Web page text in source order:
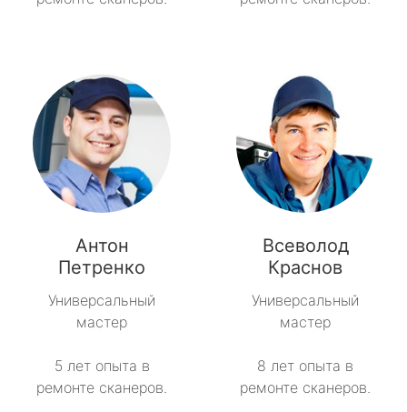
Антон
Петренко
Универсальный
мастер
5 лет опыта в
ремонте сканеров.
Всеволод
Краснов
Универсальный
мастер
8 лет опыта в
ремонте сканеров.